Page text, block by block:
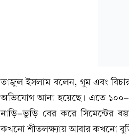
তাজুল ইসলাম বলেন, গুম এবং
অভিযোগ আনা হয়েছে। এতে ১০০-
নাড়ি-ভুড়ি বের করে সিমেন্টের
কখনো শীতলক্ষ্যায় আবার কখনো